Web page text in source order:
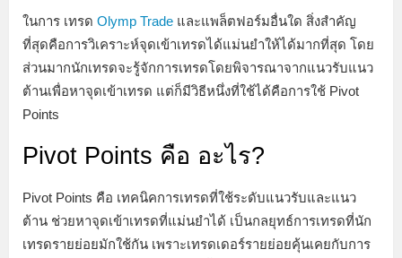
ในการ เทรด Olymp Trade และแพล็ตฟอร์มอื่นใด สิ่งสำคัญ
ที่สุดคือการวิเคราะห์จุดเข้าเทรดได้แม่นยำให้ได้มากที่สุด โดย
ส่วนมากนักเทรดจะรู้จักการเทรดโดยพิจารณาจากแนวรับแนว
ต้านเพื่อหาจุดเข้าเทรด แต่ก็มีวิธีหนึ่งที่ใช้ได้คือการใช้ Pivot
Points
Pivot Points คือ อะไร?
Pivot Points คือ เทคนิคการเทรดที่ใช้ระดับแนวรับและแนว
ต้าน ช่วยหาจุดเข้าเทรดที่แม่นยำได้ เป็นกลยุทธ์การเทรดที่นัก
เทรดรายย่อยมักใช้กัน เพราะเทรดเดอร์รายย่อยคุ้นเคยกับการ